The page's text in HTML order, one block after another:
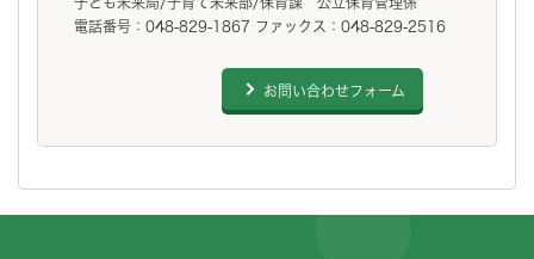
電話番号：048-829-1867 ファックス：048-829-2516
お問い合わせフォーム